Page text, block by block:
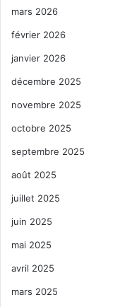
mars 2026
février 2026
janvier 2026
décembre 2025
novembre 2025
octobre 2025
septembre 2025
août 2025
juillet 2025
juin 2025
mai 2025
avril 2025
mars 2025